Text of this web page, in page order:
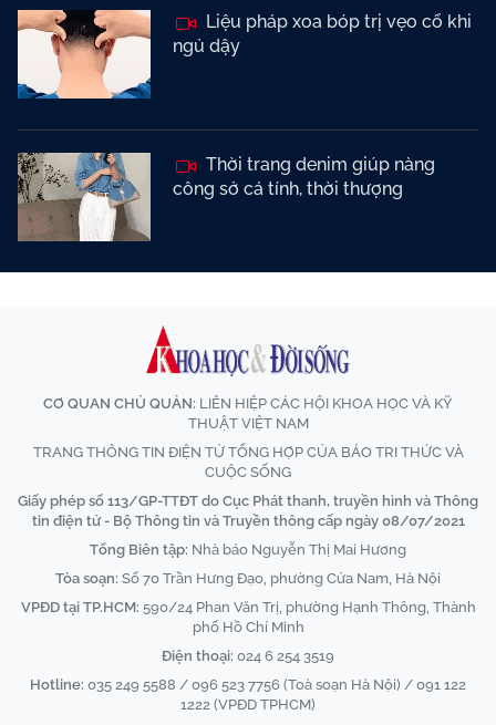
Liệu pháp xoa bóp trị vẹo cổ khi
ngủ dậy
Thời trang denim giúp nàng
công sở cá tính, thời thượng
CƠ QUAN CHỦ QUẢN: LIÊN HIỆP CÁC HỘI KHOA HỌC VÀ KỸ
THUẬT VIỆT NAM
TRANG THÔNG TIN ĐIỆN TỬ TỔNG HỢP CỦA BÁO TRI THỨC VÀ
CUỘC SỐNG
Giấy phép số 113/GP-TTĐT do Cục Phát thanh, truyền hình và Thông
tin điện tử - Bộ Thông tin và Truyền thông cấp ngày 08/07/2021
Tổng Biên tập: Nhà báo Nguyễn Thị Mai Hương
Tòa soạn: Số 70 Trần Hưng Đạo, phường Cửa Nam, Hà Nội
VPĐD tại TP.HCM: 590/24 Phan Văn Trị, phường Hạnh Thông, Thành
phố Hồ Chí Minh
Điện thoại: 024 6 254 3519
Hotline: 035 249 5588 / 096 523 7756 (Toà soạn Hà Nội) / 091 122
1222 (VPĐD TPHCM)